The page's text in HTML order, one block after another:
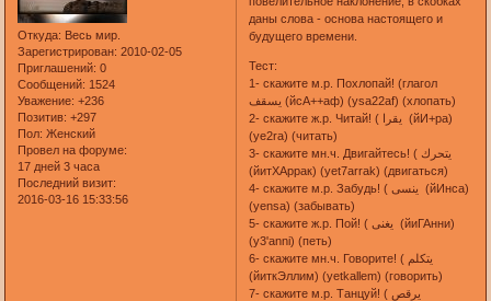
Откуда: Весь мир.
Зарегистрирован: 2010-02-05
Приглашений: 0
Сообщений: 1524
Уважение: +236
Позитив: +297
Пол: Женский
Провел на форуме:
17 дней 3 часа
Последний визит:
2016-03-16 15:33:56
даны слова - основа настоящего и
будущего времени.
Тест:
1- скажите м.р. Похлопай! (глагол
يسقف (йсА++аф) (ysa22af) (хлопать)
2- скажите ж.р. Читай! ( يقرا (йИ+ра)
(ye2ra) (читать)
3- скажите мн.ч. Двигайтесь! ( يتحرك
(йитХАррак) (yet7arrak) (двигаться)
4- скажите м.р. Забудь! ( ينسى (йИнса)
(yensa) (забывать)
5- скажите ж.р. Пой! ( يغنى (йиГАнни)
(y3'anni) (петь)
6- скажите мн.ч. Говорите! ( يتكلم
(йиткЭллим) (yetkallem) (говорить)
7- скажите м.р. Танцуй! ( يرقص